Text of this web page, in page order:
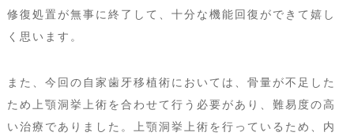
修復処置が無事に終了して、十分な機能回復ができて嬉し
く思います。
また、今回の自家歯牙移植術においては、骨量が不足した
ため上顎洞挙上術を合わせて行う必要があり、難易度の高
い治療でありました。上顎洞挙上術を行っているため、内